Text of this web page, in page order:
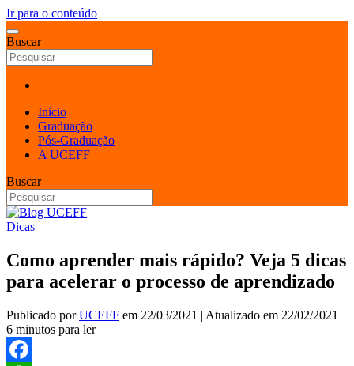
Ir para o conteúdo
Buscar
Início
Graduação
Pós-Graduação
A UCEFF
Buscar
Dicas
Como aprender mais rápido? Veja 5 dicas
para acelerar o processo de aprendizado
Publicado porUCEFF em 22/03/2021 | Atualizado em 22/02/2021
6 minutos para ler